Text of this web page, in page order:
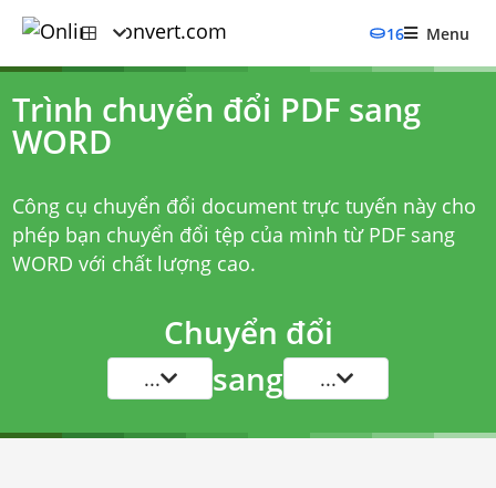
16 Menu
Trình chuyển đổi PDF sang
WORD
Công cụ chuyển đổi document trực tuyến này cho
phép bạn chuyển đổi tệp của mình từ PDF sang
WORD với chất lượng cao.
Chuyển đổi
... sang ...